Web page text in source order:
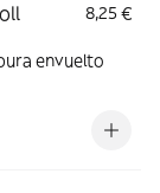
8,25 €
envuelto